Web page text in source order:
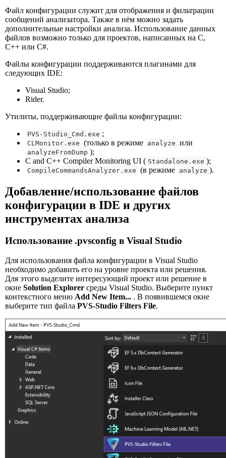
Файл конфигурации служит для отображения и фильтрации
сообщений анализатора. Также в нём можно задать
дополнительные настройки анализа. Использование данных
файлов возможно только для проектов, написанных на C,
C++ или C#.
Файлы конфигурации поддерживаются плагинами для
следующих IDE:
Visual Studio;
Rider.
Утилиты, поддерживающие файлы конфигурации:
PVS-Studio_Cmd.exe ;
CLMonitor.exe (только в режиме analyze или
analyzeFromDump );
C and C++ Compiler Monitoring UI ( Standalone.exe );
CompileCommandsAnalyzer.exe (в режиме analyze ).
Добавление/использование файлов
конфигурации в IDE и других
инструментах анализа
Использование .pvsconfig в Visual Studio
Для использования файла конфигурации в Visual Studio
необходимо добавить его на уровне проекта или решения.
Для этого выделите интересующий проект или решение в
окне Solution Explorer среды Visual Studio. Выберите пункт
контекстного меню Add New Item... . В появившемся окне
выберите тип файла PVS-Studio Filters File.